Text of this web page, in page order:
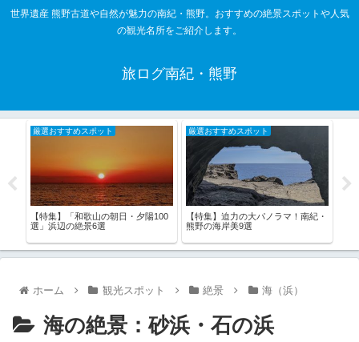
世界遺産 熊野古道や自然が魅力の南紀・熊野。おすすめの絶景スポットや人気
の観光名所をご紹介します。
旅ログ南紀・熊野
厳選おすすめスポット
【特集】「和歌山の朝日・夕陽100
選」浜辺の絶景6選
厳選おすすめスポット
【特集】迫力の大パノラマ！南紀・
熊野の海岸美9選
ホーム 観光スポット 絶景 海（浜）
海の絶景：砂浜・石の浜